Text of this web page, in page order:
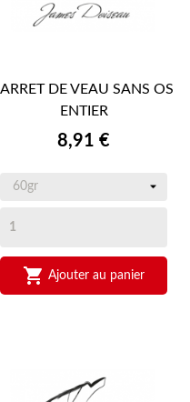
DE VEAU SANS OS
ENTIER
Prix
8,91 €
 Ajouter au panier